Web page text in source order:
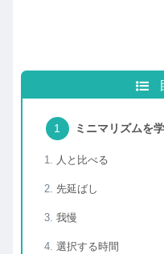
ミニマリズムを
人と比べる
先延ばし
我慢
選択する時間